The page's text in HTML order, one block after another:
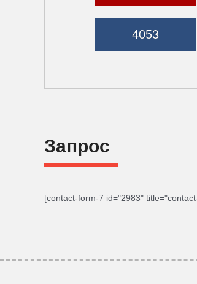
4053
Запрос
[contact-form-7 id="2983"